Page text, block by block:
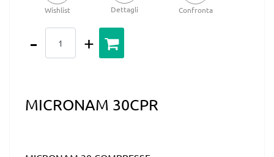
Wishlist Dettagli Confronta
MICRONAM 30CPR